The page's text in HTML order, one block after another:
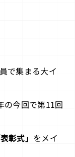
で集まる大イ
の今回で第11回
彰式」 をメイ